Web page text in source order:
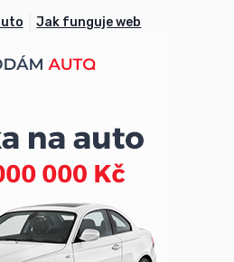
Jak funguje web